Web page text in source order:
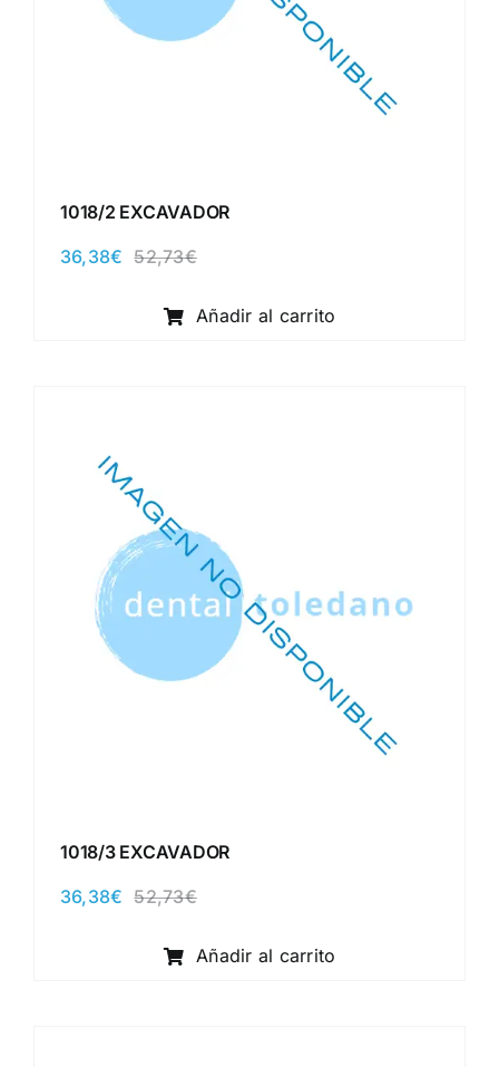
1018/2 EXCAVADOR
52,73€El
original
era:
36,38€
El
actual
es:
Añadir al carrito
1018/3 EXCAVADOR
52,73€El
original
era:
36,38€
El
actual
es:
Añadir al carrito